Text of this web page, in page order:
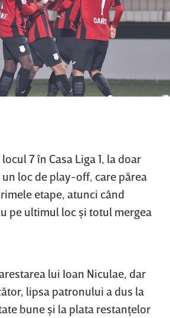
7 în Casa Liga 1, la doar
loc de play-off, care părea
etape, atunci când
pe ultimul loc şi totul mergea
lui Ioan Niculae, dar
lipsa patronului a dus la
bune şi la plata restanţelor